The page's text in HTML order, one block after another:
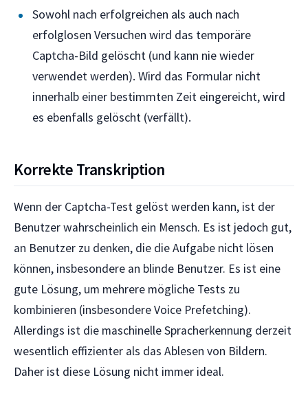
Sowohl nach erfolgreichen als auch nach
erfolglosen Versuchen wird das temporäre
Captcha-Bild gelöscht (und kann nie wieder
verwendet werden). Wird das Formular nicht
innerhalb einer bestimmten Zeit eingereicht, wird
es ebenfalls gelöscht (verfällt).
Korrekte Transkription
Wenn der Captcha-Test gelöst werden kann, ist der
Benutzer wahrscheinlich ein Mensch. Es ist jedoch gut,
an Benutzer zu denken, die die Aufgabe nicht lösen
können, insbesondere an blinde Benutzer. Es ist eine
gute Lösung, um mehrere mögliche Tests zu
kombinieren (insbesondere Voice Prefetching).
Allerdings ist die maschinelle Spracherkennung derzeit
wesentlich effizienter als das Ablesen von Bildern.
Daher ist diese Lösung nicht immer ideal.